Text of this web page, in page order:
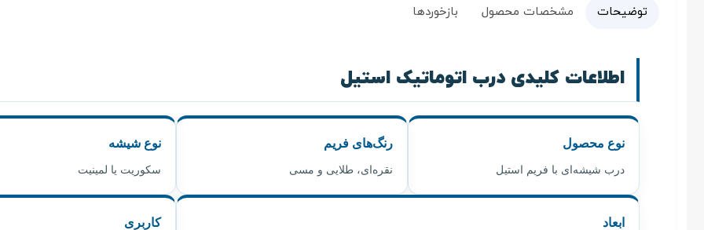
توضیحات مشخصات محصول بازخوردها
اطلاعات کلیدی درب اتوماتیک استیل
نوع محصول
درب شیشه‌ای با فریم استیل
رنگ‌های فریم
نقره‌ای، طلایی و مسی
نوع شیشه
سکوریت یا لمینیت
ابعاد کاربری